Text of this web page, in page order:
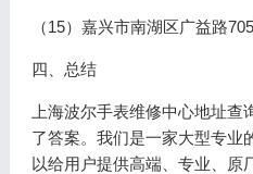
（15）嘉兴市南湖区广益路
四、总结
上海波尔手表维修中心地址
了答案。我们是一家大型专业
以给用户提供高端、专业、原